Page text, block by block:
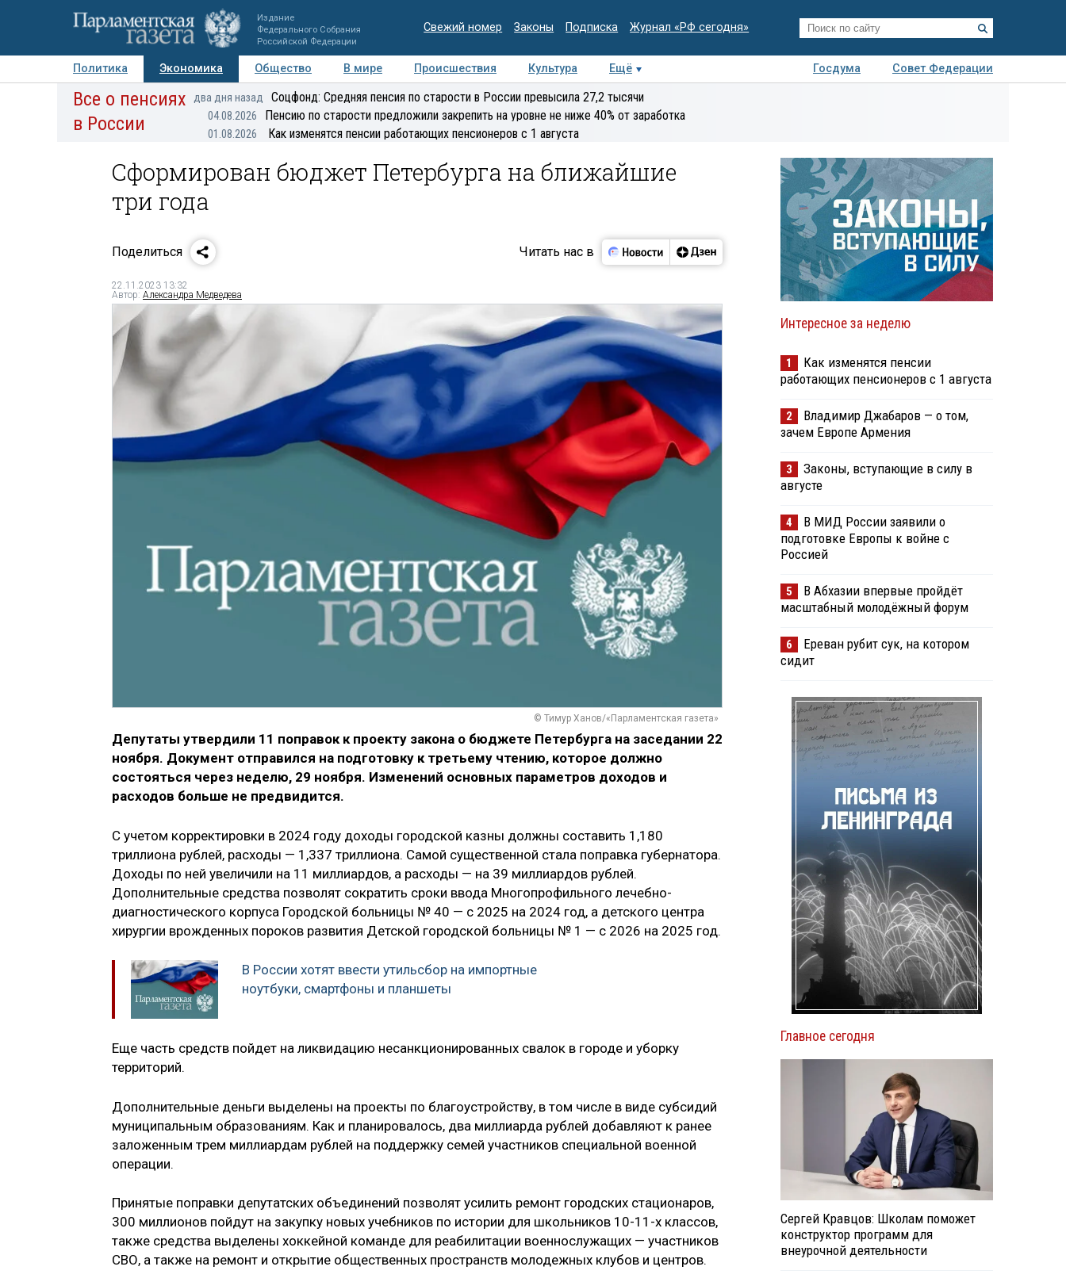
Издание
Федерального Собрания
Российской Федерации
Свежий номер Законы Подписка Журнал «РФ сегодня»
Политика Экономика Общество В мире Происшествия Культура Ещё Госдума
Совет Федерации
Авторы Персоны Мнения Регионы Медиацентр Интервью Колумнисты
Все о пенсиях
в России
два дня назад Соцфонд: Средняя пенсия по старости в России превысила 27,2 тысячи
04.08.2026 Пенсию по старости предложили закрепить на уровне не ниже 40% от заработка
01.08.2026 Как изменятся пенсии работающих пенсионеров с 1 августа
Сформирован бюджет Петербурга на ближайшие
три года
Поделиться Читать нас в
22.11.2023 13:32
Автор: Александра Медведева
© Тимур Ханов/«Парламентская газета»
Депутаты утвердили 11 поправок к проекту закона о бюджете Петербурга на заседании 22
ноября. Документ отправился на подготовку к третьему чтению, которое должно
состояться через неделю, 29 ноября. Изменений основных параметров доходов и
расходов больше не предвидится.
С учетом корректировки в 2024 году доходы городской казны должны составить 1,180
триллиона рублей, расходы — 1,337 триллиона. Самой существенной стала поправка губернатора.
Доходы по ней увеличили на 11 миллиардов, а расходы — на 39 миллиардов рублей.
Дополнительные средства позволят сократить сроки ввода Многопрофильного лечебно-
диагностического корпуса Городской больницы № 40 — с 2025 на 2024 год, а детского центра
хирургии врожденных пороков развития Детской городской больницы № 1 — с 2026 на 2025 год.
В России хотят ввести утильсбор на импортные
ноутбуки, смартфоны и планшеты
Еще часть средств пойдет на ликвидацию несанкционированных свалок в городе и уборку
территорий.
Дополнительные деньги выделены на проекты по благоустройству, в том числе в виде субсидий
муниципальным образованиям. Как и планировалось, два миллиарда рублей добавляют к ранее
заложенным трем миллиардам рублей на поддержку семей участников специальной военной
операции.
Принятые поправки депутатских объединений позволят усилить ремонт городских стационаров,
300 миллионов пойдут на закупку новых учебников по истории для школьников 10-11-х классов,
также средства выделены хоккейной команде для реабилитации военнослужащих — участников
СВО, а также на ремонт и открытие общественных пространств молодежных клубов и центров.
Интересное за неделю
1
Как изменятся пенсии
работающих пенсионеров с 1 августа
2
Владимир Джабаров — о том,
зачем Европе Армения
3
Законы, вступающие в силу в
августе
4
В МИД России заявили о
подготовке Европы к войне с
Россией
5
В Абхазии впервые пройдёт
масштабный молодёжный форум
6
Ереван рубит сук, на котором
сидит
Главное сегодня
Сергей Кравцов: Школам поможет
конструктор программ для
внеурочной деятельности